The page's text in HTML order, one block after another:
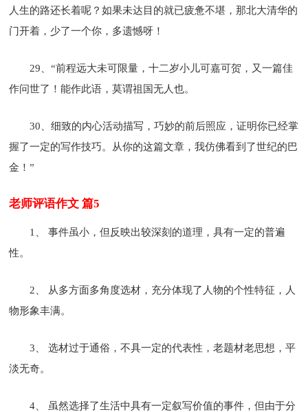
人生的路还长着呢？如果未达目的就已疲惫不堪，那北大清华的
门开着，少了一个你，多遗憾呀！
29、“前程远大未可限量，十二岁小儿可嘉可贺，又一篇佳
作问世了！能作此语，莫谓祖国无人也。
30、细致的内心活动描写，巧妙的前后照应，证明你已经掌
握了一定的写作技巧。从你的这篇文章，我仿佛看到了世纪的巴
金！”
老师评语作文 篇5
1、 事件虽小，但反映出较深刻的道理，具有一定的普遍
性。
2、 从多方面多角度选材，充分体现了人物的个性特征，人
物形象丰满。
3、 选材过于通俗，不具一定的代表性，老题材老思想，平
淡无奇。
4、 虽然选择了生活中具有一定叙写价值的事件，但由于分